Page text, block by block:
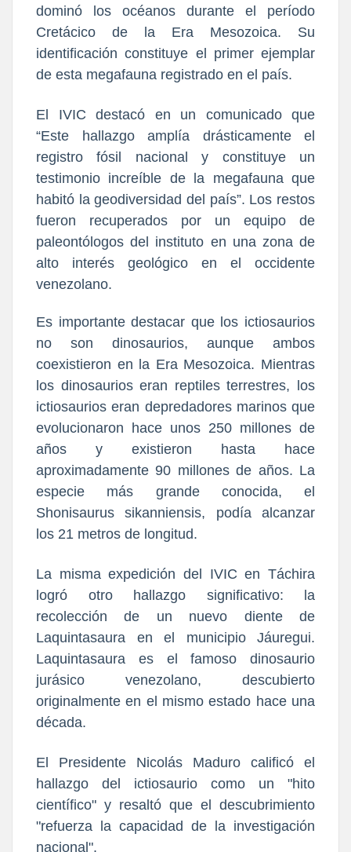
dominó los océanos durante el período
Cretácico de la Era Mesozoica. Su
identificación constituye el primer ejemplar
de esta megafauna registrado en el país.
​El IVIC destacó en un comunicado que
“Este hallazgo amplía drásticamente el
registro fósil nacional y constituye un
testimonio increíble de la megafauna que
habitó la geodiversidad del país”. Los restos
fueron recuperados por un equipo de
paleontólogos del instituto en una zona de
alto interés geológico en el occidente
venezolano.
​Es importante destacar que los ictiosaurios
no son dinosaurios, aunque ambos
coexistieron en la Era Mesozoica. Mientras
los dinosaurios eran reptiles terrestres, los
ictiosaurios eran depredadores marinos que
evolucionaron hace unos 250 millones de
años y existieron hasta hace
aproximadamente 90 millones de años. La
especie más grande conocida, el
Shonisaurus sikanniensis, podía alcanzar
los 21 metros de longitud.
​La misma expedición del IVIC en Táchira
logró otro hallazgo significativo: la
recolección de un nuevo diente de
Laquintasaura en el municipio Jáuregui.
Laquintasaura es el famoso dinosaurio
jurásico venezolano, descubierto
originalmente en el mismo estado hace una
década.
​El Presidente Nicolás Maduro calificó el
hallazgo del ictiosaurio como un "hito
científico" y resaltó que el descubrimiento
"refuerza la capacidad de la investigación
nacional".